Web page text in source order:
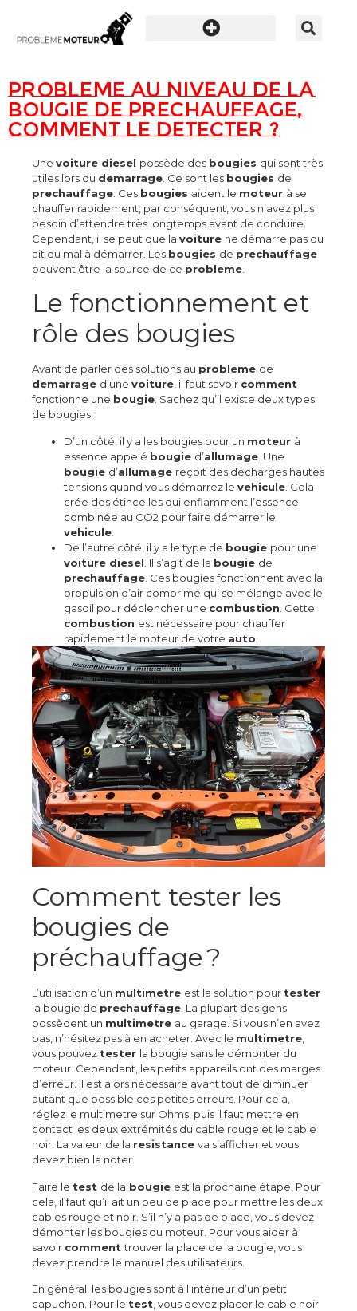
Probleme au niveau de la
bougie de prechauffage,
comment le detecter ?
Une voiture diesel possède des bougies qui sont très
utiles lors du demarrage . Ce sont les bougies de
prechauffage . Ces bougies aident le moteur à se
chauffer rapidement, par conséquent, vous n’avez plus
besoin d’attendre très longtemps avant de conduire.
Cependant, il se peut que la voiture ne démarre pas ou
ait du mal à démarrer. Les bougies de prechauffage
peuvent être la source de ce probleme
Le fonctionnement et
rôle des bougies
Avant de parler des solutions au probleme de
demarrage d’une voiture, il faut savoir comment
fonctionne une bougie. Sachez qu’il existe deux types
de bougies.
D’un côté, il y a les bougies pour un moteur à
essence appelé bougie d’allumage . Une
bougie d’allumage reçoit des décharges hautes
tensions quand vous démarrez le vehicule . Cela
crée des étincelles qui enflamment l’essence
combinée au CO2 pour faire démarrer le
vehicule
De l’autre côté, il y a le type de bougie pour une
voiture diesel . Il s’agit de la bougie de
prechauffage . Ces bougies fonctionnent avec la
propulsion d’air comprimé qui se mélange avec le
gasoil pour déclencher une combustion . Cette
combustion est nécessaire pour chauffer
rapidement le moteur de votre auto
Comment tester les
bougies de
préchauffage ?
L’utilisation d’un multimetre est la solution pour tester
la bougie de prechauffage . La plupart des gens
possèdent un multimetre au garage. Si vous n’en avez
pas, n’hésitez pas à en acheter. Avec le multimetre
vous pouvez tester la bougie sans le démonter du
moteur. Cependant, les petits appareils ont des marges
d’erreur. Il est alors nécessaire avant tout de diminuer
autant que possible ces petites erreurs. Pour cela,
réglez le multimetre sur Ohms, puis il faut mettre en
contact les deux extrémités du cable rouge et le cable
noir. La valeur de la resistance va s’afficher et vous
devez bien la noter.
Faire le test de la bougie est la prochaine étape. Pour
cela, il faut qu’il ait un peu de place pour mettre les deux
cables rouge et noir. S’il n’y a pas de place, vous devez
démonter les bougies du moteur. Pour vous aider à
savoir commenttrouver la place de la bougie, vous
devez prendre le manuel des utilisateurs.
En général, les bougies sont à l’intérieur d’un petit
capuchon. Pour le test , vous devez placer le cable noir